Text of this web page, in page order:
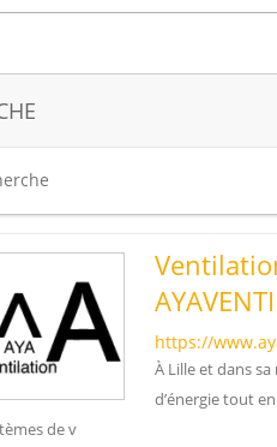
https://
À Lille et dans
d’énergie tout
de v